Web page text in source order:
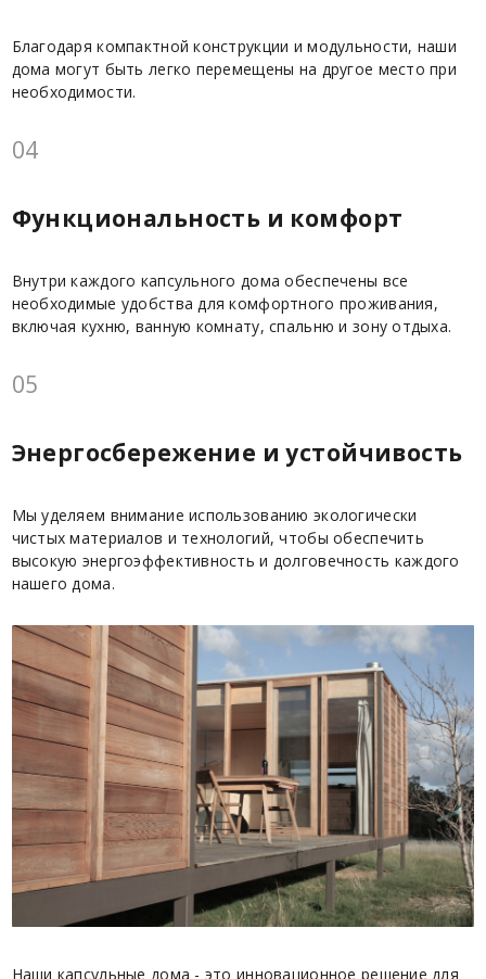
Благодаря компактной конструкции и модульности, наши
дома могут быть легко перемещены на другое место при
необходимости.
04
Функциональность и комфорт
Внутри каждого капсульного дома обеспечены все
необходимые удобства для комфортного проживания,
включая кухню, ванную комнату, спальню и зону отдыха.
05
Энергосбережение и устойчивость
Мы уделяем внимание использованию экологически
чистых материалов и технологий, чтобы обеспечить
высокую энергоэффективность и долговечность каждого
нашего дома.
Наши капсульные дома - это инновационное решение для